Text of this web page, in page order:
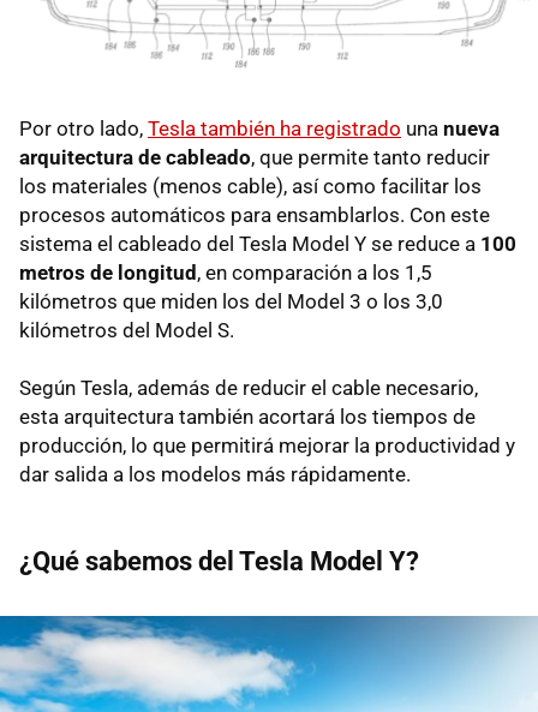
Por otro lado, Tesla también ha registrado una nueva
arquitectura de cableado, que permite tanto reducir
los materiales (menos cable), así como facilitar los
procesos automáticos para ensamblarlos. Con este
sistema el cableado del Tesla Model Y se reduce a 100
metros de longitud , en comparación a los 1,5
kilómetros que miden los del Model 3 o los 3,0
kilómetros del Model S.
Según Tesla, además de reducir el cable necesario,
esta arquitectura también acortará los tiempos de
producción, lo que permitirá mejorar la productividad y
dar salida a los modelos más rápidamente.
¿Qué sabemos del Tesla Model Y?